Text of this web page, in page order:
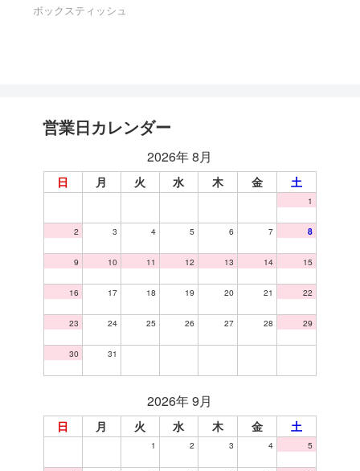
ボックスティッシュ
営業日カレンダー
2026年 8月
日 月 火 水 木 金 土
1
2 3 4 5 6 7 8
9 10 11 12 13 14 15
16 17 18 19 20 21 22
23 24 25 26 27 28 29
30 31
2026年 9月
日 月 火 水 木 金 土
1 2 3 4 5